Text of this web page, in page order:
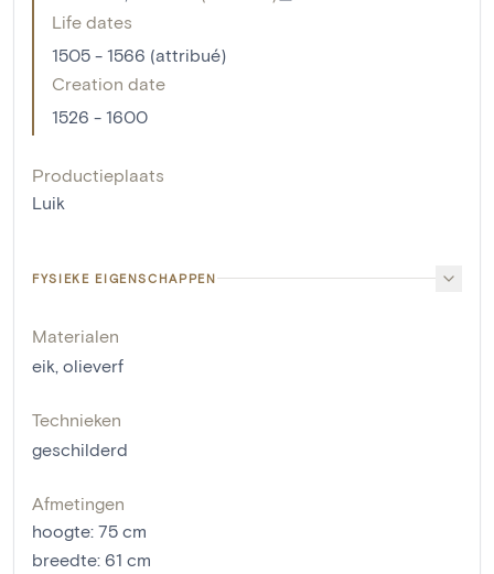
Life dates
1505 - 1566 (attribué)
Creation date
1526 - 1600
Productieplaats
Luik
FYSIEKE EIGENSCHAPPEN
Materialen
eik olieverf
Technieken
geschilderd
Afmetingen
hoogte: 75 cm
breedte: 61 cm